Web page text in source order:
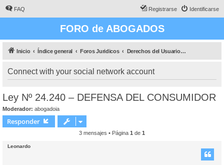
FAQ Identificarse
Registrarse
FORO de ABOGADOS
Inicio Índice general Foros Juridicos Derechos del Usuario y Del Consumidor
Connect with your social network account
Ley Nº 24.240 – DEFENSA DEL CONSUMIDOR
Moderador: abogadoia
Responder
3 mensajes • Página 1 de 1
Leonardo